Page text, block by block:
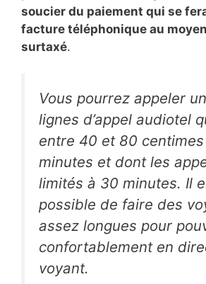
soucier du paiement qui se
facture téléphonique au
surtaxé.
Vous pourrez appeler
lignes d’appel audiotel
entre 40 et 80 centimes
minutes et dont les
limités à 30 minutes. Il
possible de faire des
assez longues pour
confortablement en
voyant.